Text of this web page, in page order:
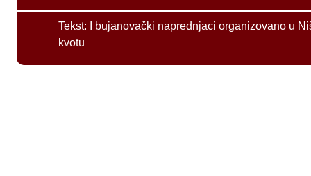
Tekst:
I bujanovački naprednjaci organizovano u
kvotu